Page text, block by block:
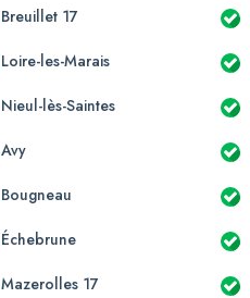
Breuillet 17
Loire-les-Marais
Nieul-lès-Saintes
Avy
Bougneau
Échebrune
Mazerolles 17